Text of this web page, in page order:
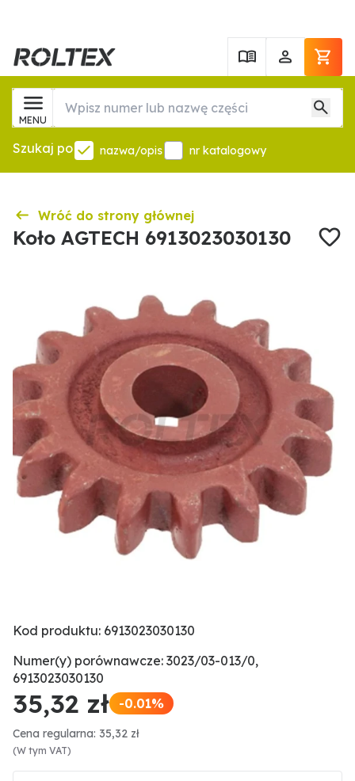
MENU
Szukaj po nazwa/opis nr katalogowy
Wróć do strony głównej
Koło AGTECH 6913023030130
Kod produktu: 6913023030130
Numer(y) porównawcze: 3023/03-013/0,
6913023030130
35,32 zł -0.01%
Cena regularna: 35,32 zł
(W tym VAT)